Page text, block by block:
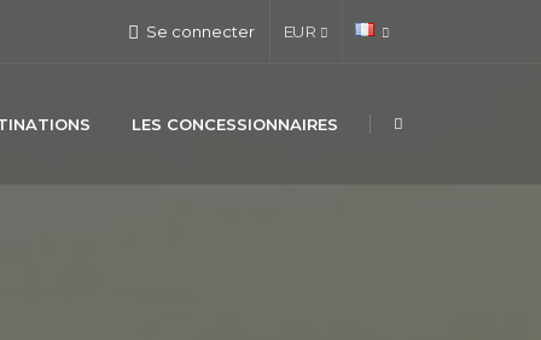
Se connecter EUR
LES CONCESSIONNAIRES